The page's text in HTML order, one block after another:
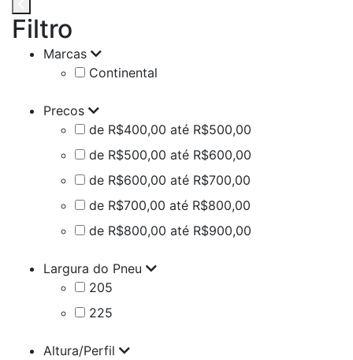
Filtro
Marcas
Continental
Precos
de R$400,00 até R$500,00
de R$500,00 até R$600,00
de R$600,00 até R$700,00
de R$700,00 até R$800,00
de R$800,00 até R$900,00
Largura do Pneu
205
225
Altura/Perfil